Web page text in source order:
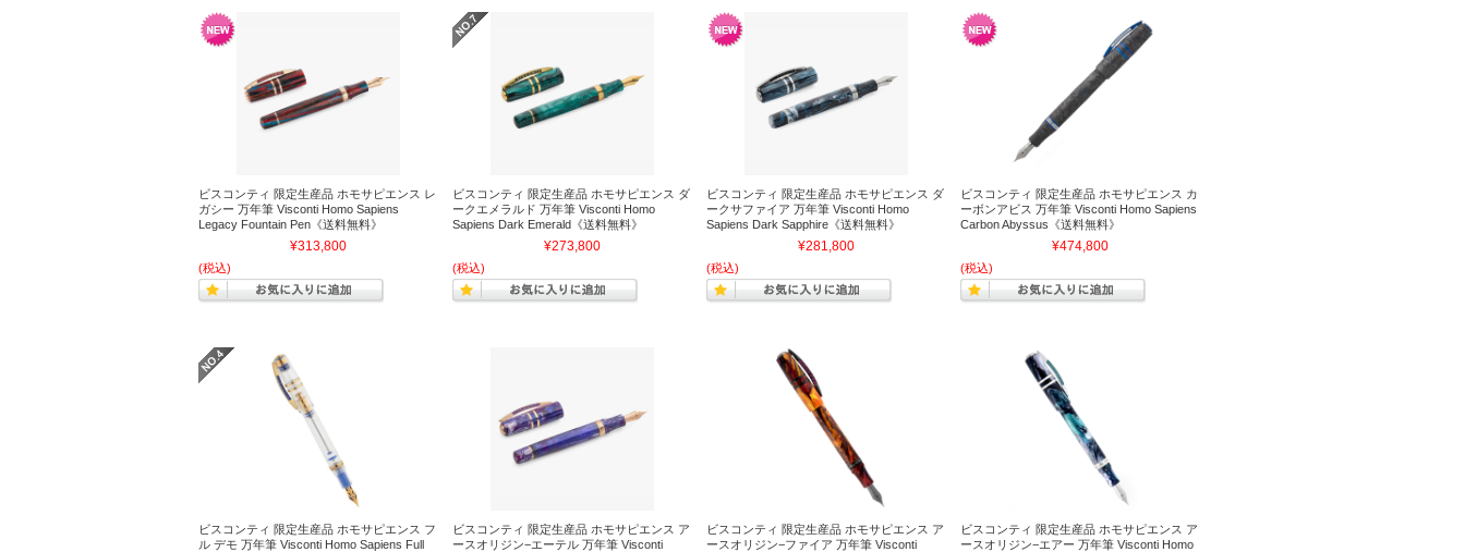
ビスコンティ 限定生産品 ホモサピエンス レ
ガシー 万年筆 Visconti Homo Sapiens
Legacy Fountain Pen《送料無料》
¥313,800
(税込)
ビスコンティ 限定生産品 ホモサピエンス ダ
ークエメラルド 万年筆 Visconti Homo
Sapiens Dark Emerald《送料無料》
¥273,800
(税込)
ビスコンティ 限定生産品 ホモサピエンス ダ
ークサファイア 万年筆 Visconti Homo
Sapiens Dark Sapphire《送料無料》
¥281,800
(税込)
ビスコンティ 限定生産品 ホモサピエンス カ
ーボンアビス 万年筆 Visconti Homo Sapiens
Carbon Abyssus《送料無料》
¥474,800
(税込)
ビスコンティ 限定生産品 ホモサピエンス フ
ル デモ 万年筆 Visconti Homo Sapiens Full
ビスコンティ 限定生産品 ホモサピエンス ア
ースオリジン−エーテル 万年筆 Visconti
ビスコンティ 限定生産品 ホモサピエンス ア
ースオリジン−ファイア 万年筆 Visconti
ビスコンティ 限定生産品 ホモサピエンス ア
ースオリジン−エアー 万年筆 Visconti Homo